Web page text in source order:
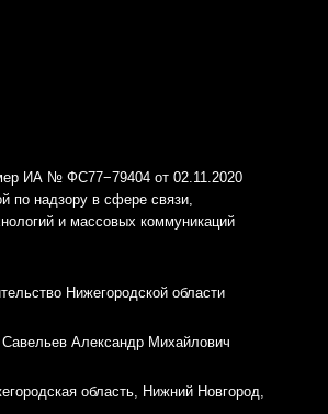
ИА № ФС77−79404 от 02.11.2020
по надзору в сфере связи,
и массовых коммуникаций
Нижегородской области
Александр Михайлович
область, Нижний Новгород,